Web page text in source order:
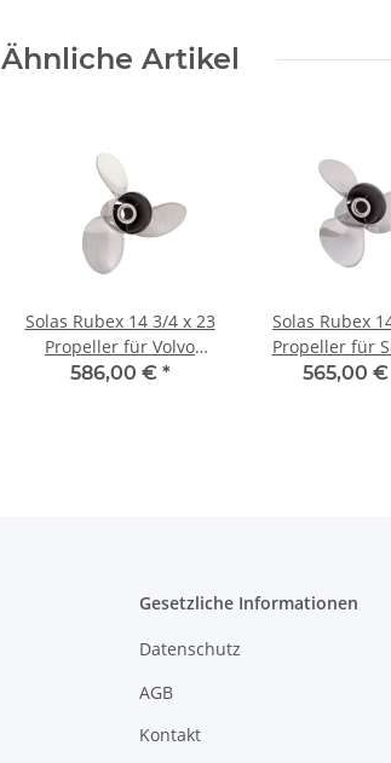
Ähnliche Artikel
Solas Rubex 14 3/4 x 23
Propeller für Volvo
Penta SX 19 Zähne 3
586,00 € *
Solas Rubex
Propeller für
150 175 200
565,00 €
Gesetzliche Informationen
Datenschutz
AGB
Kontakt